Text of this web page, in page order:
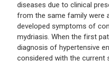
diseases due to clinical
from the same family were
developed symptoms of
mydriasis. When the first
diagnosis of hypertensive
considered with the current